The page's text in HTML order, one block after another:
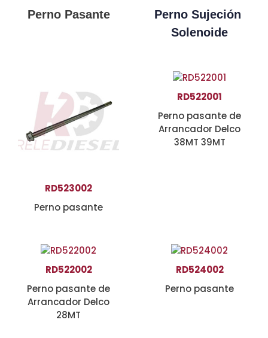
Perno Pasante
Perno Sujeción
Solenoide
RD523002
Perno pasante
RD522001
Perno pasante de
Arrancador Delco
38MT 39MT
RD522002
Perno pasante de
Arrancador Delco
28MT
RD524002
Perno pasante